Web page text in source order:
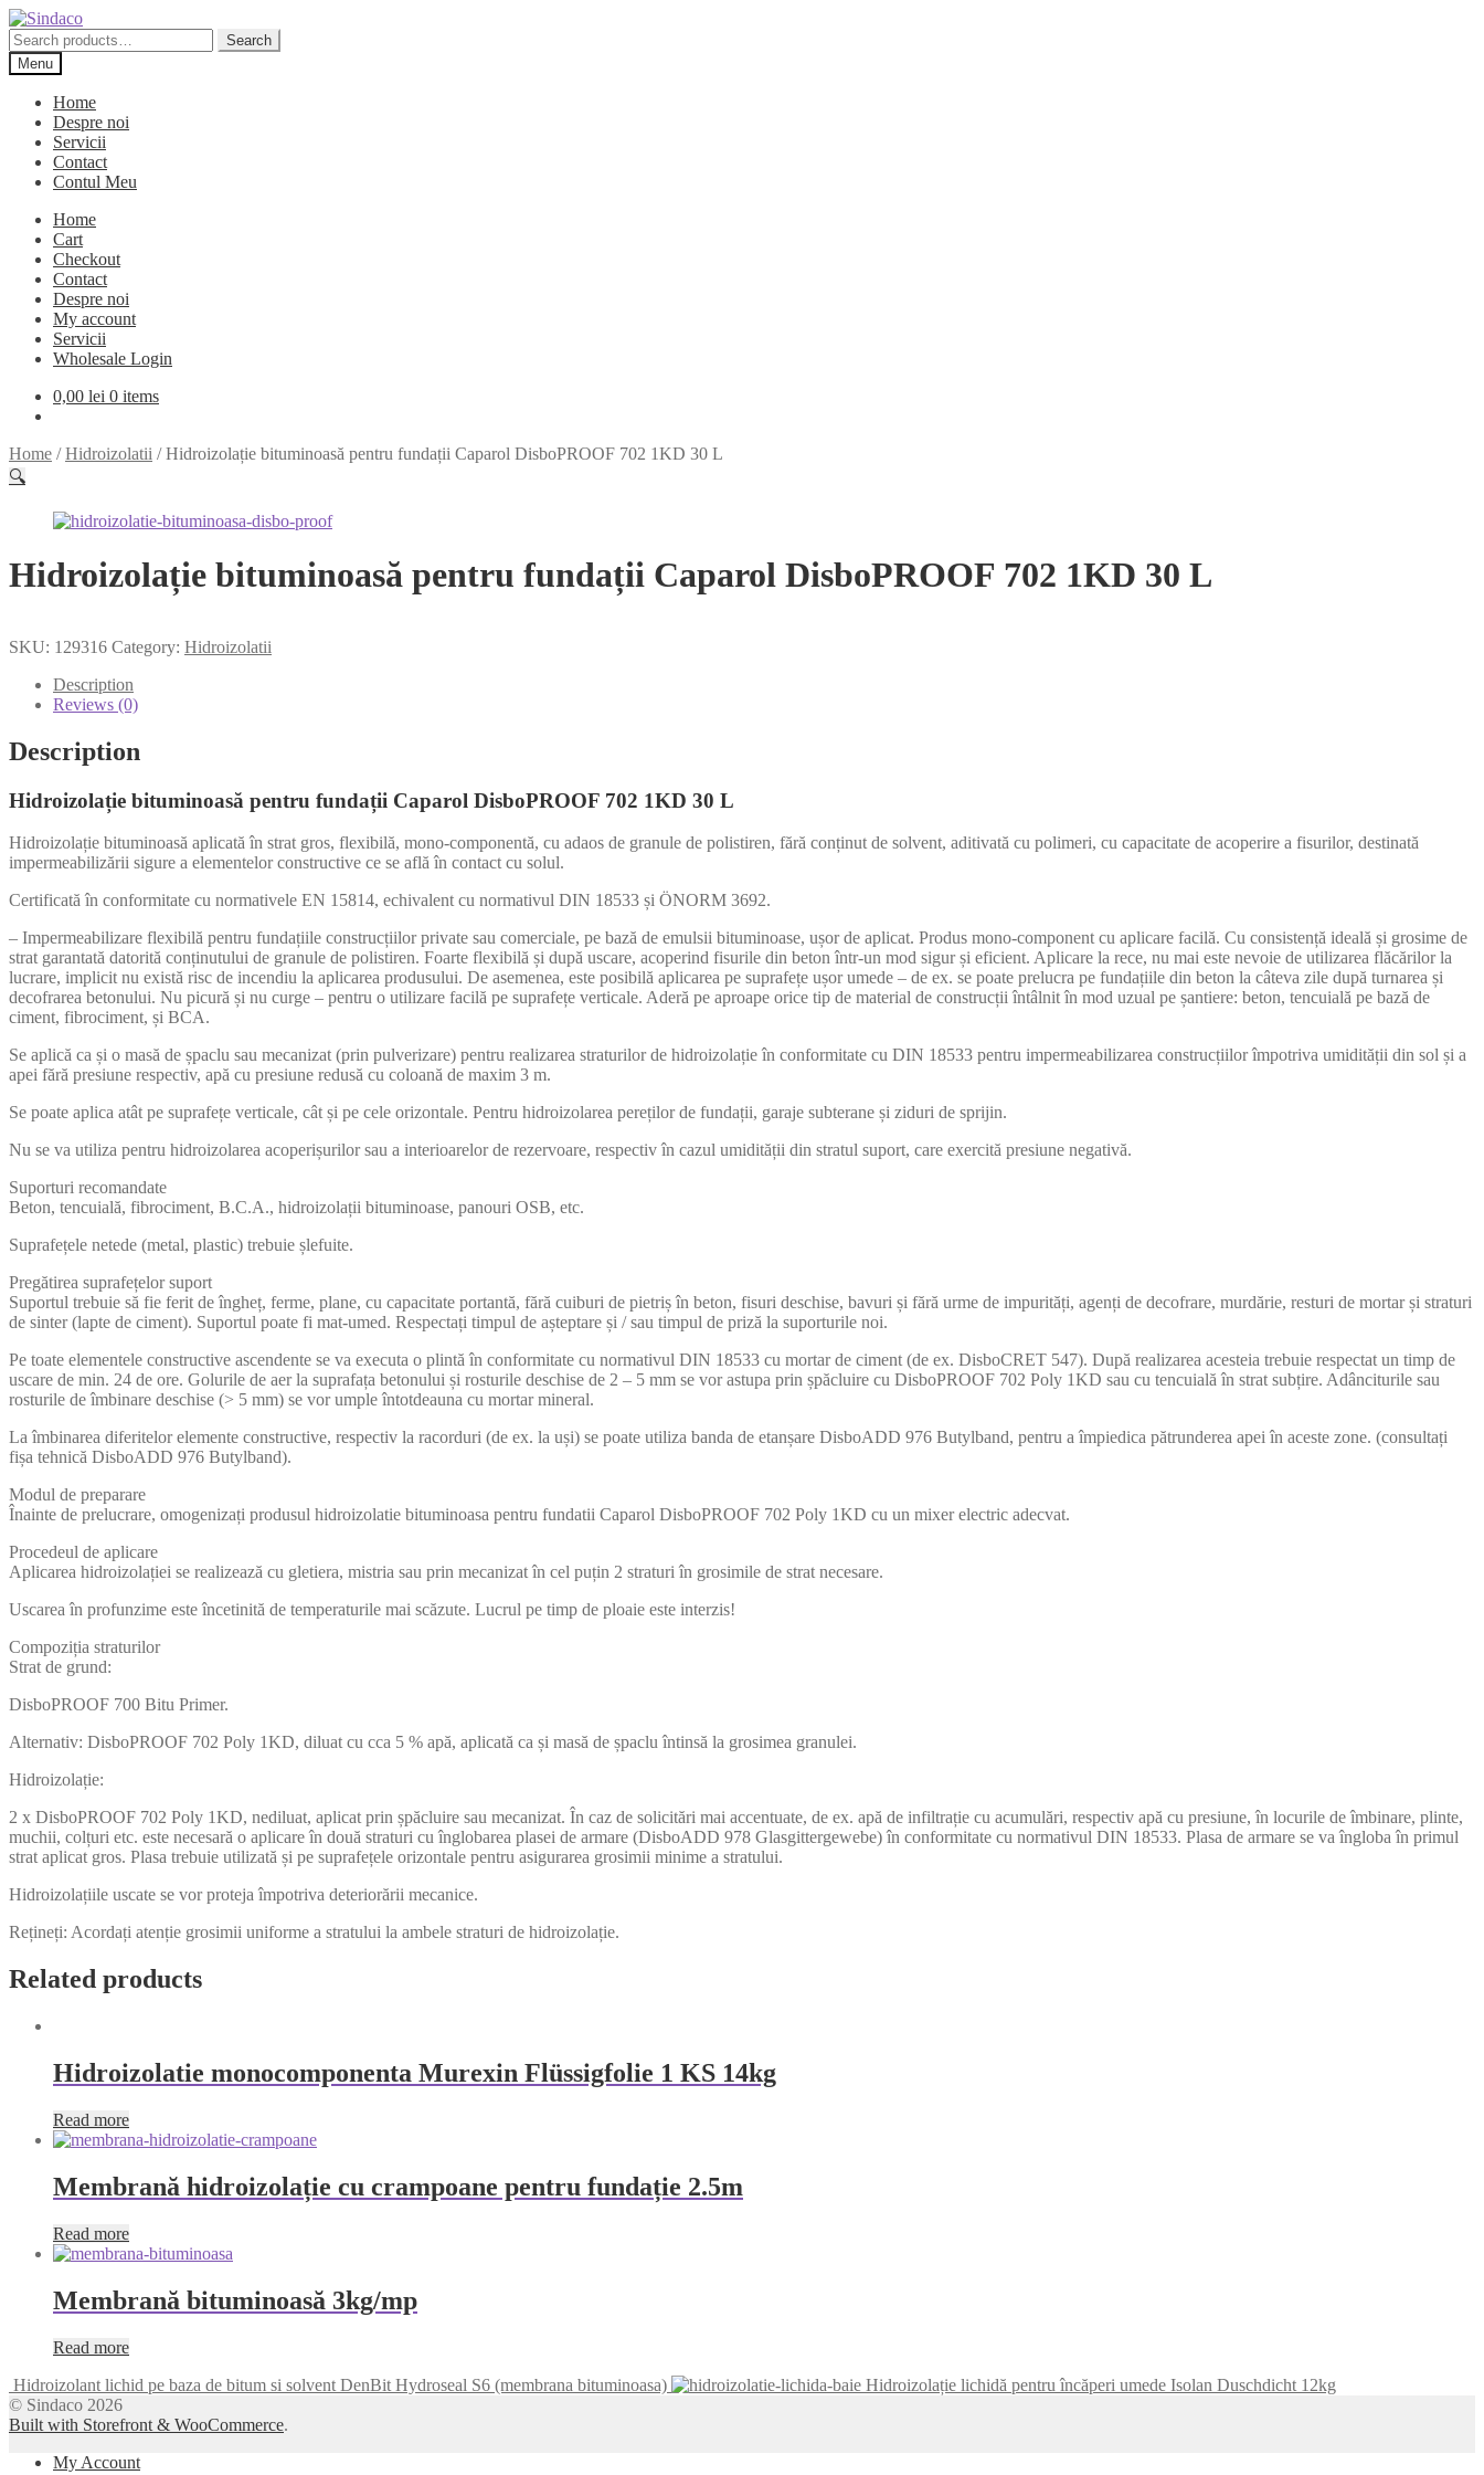
Skip
to
navigation
Skip
to
content
Search
for:
Search
Menu
Home
Despre noi
Servicii
Contact
Contul Meu
Home
Cart
Checkout
Contact
Despre noi
My account
Servicii
Wholesale Login
0,00 lei 0 items
Home /Hidroizolatii /Hidroizolație bituminoasă pentru fundații Caparol DisboPROOF 702 1KD 30 L
🔍
Hidroizolație bituminoasă pentru fundații Caparol DisboPROOF 702 1KD 30 L
SKU: 129316 Category: Hidroizolatii
Description
Reviews (0)
Description
Hidroizolație bituminoasă pentru fundații Caparol DisboPROOF 702 1KD 30 L
Hidroizolație bituminoasă aplicată în strat gros, flexibilă, mono-componentă, cu adaos de granule de polistiren, fără conținut de solvent, aditivată cu polimeri, cu capacitate de acoperire a fisurilor, destinată
impermeabilizării sigure a elementelor constructive ce se află în contact cu solul.
Certificată în conformitate cu normativele EN 15814, echivalent cu normativul DIN 18533 și ÖNORM 3692.
– Impermeabilizare flexibilă pentru fundațiile construcțiilor private sau comerciale, pe bază de emulsii bituminoase, ușor de aplicat. Produs mono-component cu aplicare facilă. Cu consistență ideală și grosime de
strat garantată datorită conținutului de granule de polistiren. Foarte flexibilă și după uscare, acoperind fisurile din beton într-un mod sigur și eficient. Aplicare la rece, nu mai este nevoie de utilizarea flăcărilor la
lucrare, implicit nu există risc de incendiu la aplicarea produsului. De asemenea, este posibilă aplicarea pe suprafețe ușor umede – de ex. se poate prelucra pe fundațiile din beton la câteva zile după turnarea și
decofrarea betonului. Nu picură și nu curge – pentru o utilizare facilă pe suprafețe verticale. Aderă pe aproape orice tip de material de construcții întâlnit în mod uzual pe șantiere: beton, tencuială pe bază de
ciment, fibrociment, și BCA.
Se aplică ca și o masă de șpaclu sau mecanizat (prin pulverizare) pentru realizarea straturilor de hidroizolație în conformitate cu DIN 18533 pentru impermeabilizarea construcțiilor împotriva umidității din sol și a
apei fără presiune respectiv, apă cu presiune redusă cu coloană de maxim 3 m.
Se poate aplica atât pe suprafețe verticale, cât și pe cele orizontale. Pentru hidroizolarea pereților de fundații, garaje subterane și ziduri de sprijin.
Nu se va utiliza pentru hidroizolarea acoperișurilor sau a interioarelor de rezervoare, respectiv în cazul umidității din stratul suport, care exercită presiune negativă.
Suporturi recomandate
Beton, tencuială, fibrociment, B.C.A., hidroizolații bituminoase, panouri OSB, etc.
Suprafețele netede (metal, plastic) trebuie șlefuite.
Pregătirea suprafețelor suport
Suportul trebuie să fie ferit de îngheț, ferme, plane, cu capacitate portantă, fără cuiburi de pietriș în beton, fisuri deschise, bavuri și fără urme de impurități, agenți de decofrare, murdărie, resturi de mortar și straturi
de sinter (lapte de ciment). Suportul poate fi mat-umed. Respectați timpul de așteptare și / sau timpul de priză la suporturile noi.
Pe toate elementele constructive ascendente se va executa o plintă în conformitate cu normativul DIN 18533 cu mortar de ciment (de ex. DisboCRET 547). După realizarea acesteia trebuie respectat un timp de
uscare de min. 24 de ore. Golurile de aer la suprafața betonului și rosturile deschise de 2 – 5 mm se vor astupa prin șpăcluire cu DisboPROOF 702 Poly 1KD sau cu tencuială în strat subțire. Adânciturile sau
rosturile de îmbinare deschise (> 5 mm) se vor umple întotdeauna cu mortar mineral.
La îmbinarea diferitelor elemente constructive, respectiv la racorduri (de ex. la uși) se poate utiliza banda de etanșare DisboADD 976 Butylband, pentru a împiedica pătrunderea apei în aceste zone. (consultați
fișa tehnică DisboADD 976 Butylband).
Modul de preparare
Înainte de prelucrare, omogenizați produsul hidroizolatie bituminoasa pentru fundatii Caparol DisboPROOF 702 Poly 1KD cu un mixer electric adecvat.
Procedeul de aplicare
Aplicarea hidroizolației se realizează cu gletiera, mistria sau prin mecanizat în cel puțin 2 straturi în grosimile de strat necesare.
Uscarea în profunzime este încetinită de temperaturile mai scăzute. Lucrul pe timp de ploaie este interzis!
Compoziția straturilor
Strat de grund:
DisboPROOF 700 Bitu Primer.
Alternativ: DisboPROOF 702 Poly 1KD, diluat cu cca 5 % apă, aplicată ca și masă de șpaclu întinsă la grosimea granulei.
Hidroizolație:
2 x DisboPROOF 702 Poly 1KD, nediluat, aplicat prin șpăcluire sau mecanizat. În caz de solicitări mai accentuate, de ex. apă de infiltrație cu acumulări, respectiv apă cu presiune, în locurile de îmbinare, plinte,
muchii, colțuri etc. este necesară o aplicare în două straturi cu înglobarea plasei de armare (DisboADD 978 Glasgittergewebe) în conformitate cu normativul DIN 18533. Plasa de armare se va îngloba în primul
strat aplicat gros. Plasa trebuie utilizată și pe suprafețele orizontale pentru asigurarea grosimii minime a stratului.
Hidroizolațiile uscate se vor proteja împotriva deteriorării mecanice.
Rețineți: Acordați atenție grosimii uniforme a stratului la ambele straturi de hidroizolație.
Related products
Hidroizolatie monocomponenta Murexin Flüssigfolie 1 KS 14kg
Read more
Membrană hidroizolație cu crampoane pentru fundație 2.5m
Read more
Membrană bituminoasă 3kg/mp
Read more
Hidroizolant lichid pe baza de bitum si solvent DenBit Hydroseal S6 (membrana bituminoasa)
Hidroizolație lichidă pentru încăperi umede Isolan Duschdicht 12kg
© Sindaco 2026
Built with Storefront & WooCommerce.
My Account